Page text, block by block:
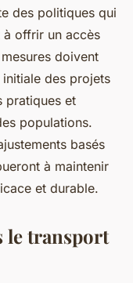
des politiques qui
à offrir un accès
doivent
des projets
pratiques et
populations.
basés
à maintenir
et durable.
le transport